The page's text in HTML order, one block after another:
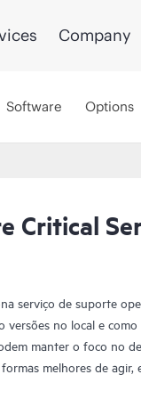
Company
Software Options
Critical
serviço de suporte
no local e
manter o foco no
melhores de agir,